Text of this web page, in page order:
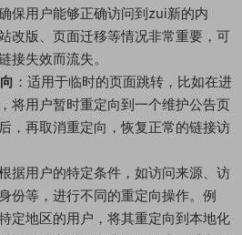
保用户能够正确访问到zui新的内
改版、页面迁移等情况非常重要，可
接失效而流失。
：适用于临时的页面跳转，比如在进
将用户暂时重定向到一个维护公告页
，再取消重定向，恢复正常的链接访
根据用户的特定条件，如访问来源、访
份等，进行不同的重定向操作。例
定地区的用户，将其重定向到本地化